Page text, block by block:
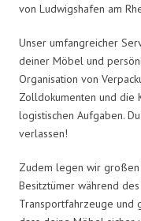
von Ludwigshafen am
Unser umfangreicher
deiner Möbel und
Organisation von
Zolldokumenten und die
logistischen Aufgaben.
verlassen!
Zudem legen wir
Besitztümer während
Transportfahrzeuge und